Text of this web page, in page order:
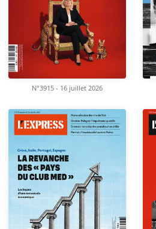
N°3915 - 16 juillet 2026